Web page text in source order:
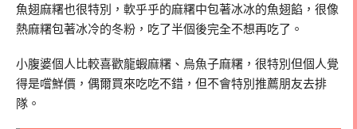
魚翅麻糬也很特別，軟乎乎的麻糬中包著冰冰的魚翅餡，很像
熱麻糬包著冰冷的冬粉，吃了半個後完全不想再吃了。
小腹婆個人比較喜歡龍蝦麻糬、烏魚子麻糬，很特別但個人覺
得是嚐鮮價，偶爾買來吃吃不錯，但不會特別推薦朋友去排
隊。